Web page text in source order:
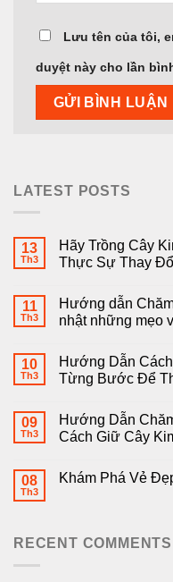
Lưu tên của tôi,
duyệt này cho lần
LATEST POSTS
13
Th3
Hãy Trồng Cây
Thực Sự Thay
11
Th3
Hướng dẫn
nhật những mẹo
10
Th3
Hướng Dẫn
Từng Bước Để
09
Th3
Hướng Dẫn
Cách Giữ Cây
08
Th3
Khám Phá Vẻ
RECENT COMMENTS